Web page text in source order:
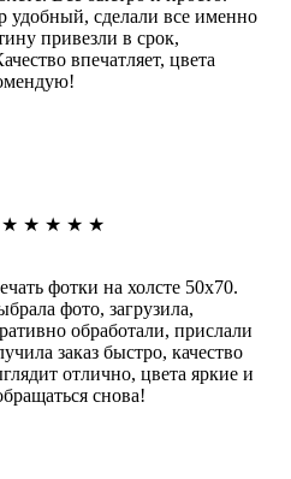
удобный, сделали все именно
привезли в срок,
впечатляет, цвета
★ ★ ★ ★ ★
фотки на холсте 50х70.
фото, загрузила,
обработали, прислали
заказ быстро, качество
отлично, цвета яркие и
снова!